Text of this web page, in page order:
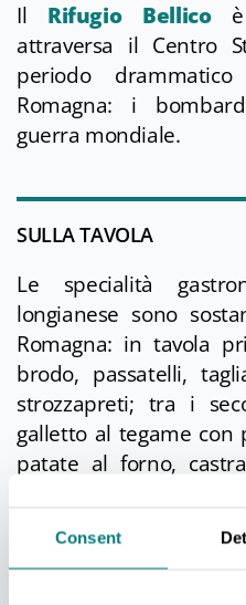
Consent
Il Rifugio Bellicoè
attraversa il Centro
periodo
Romagna: i
guerra mondiale.
SULLA TAVOLA
Le specialità
longianese sono
Romagna: in tavola
brodo, passatelli,
strozzapreti; tra i
galletto al tegame con
patate al forno,
forme, naturalmente
piadina.